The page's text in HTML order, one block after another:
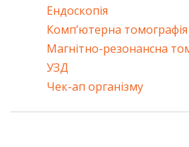
Ендоскопія
Комп’ютерна томографія
Магнітно-резонансна
УЗД
Чек-ап організму